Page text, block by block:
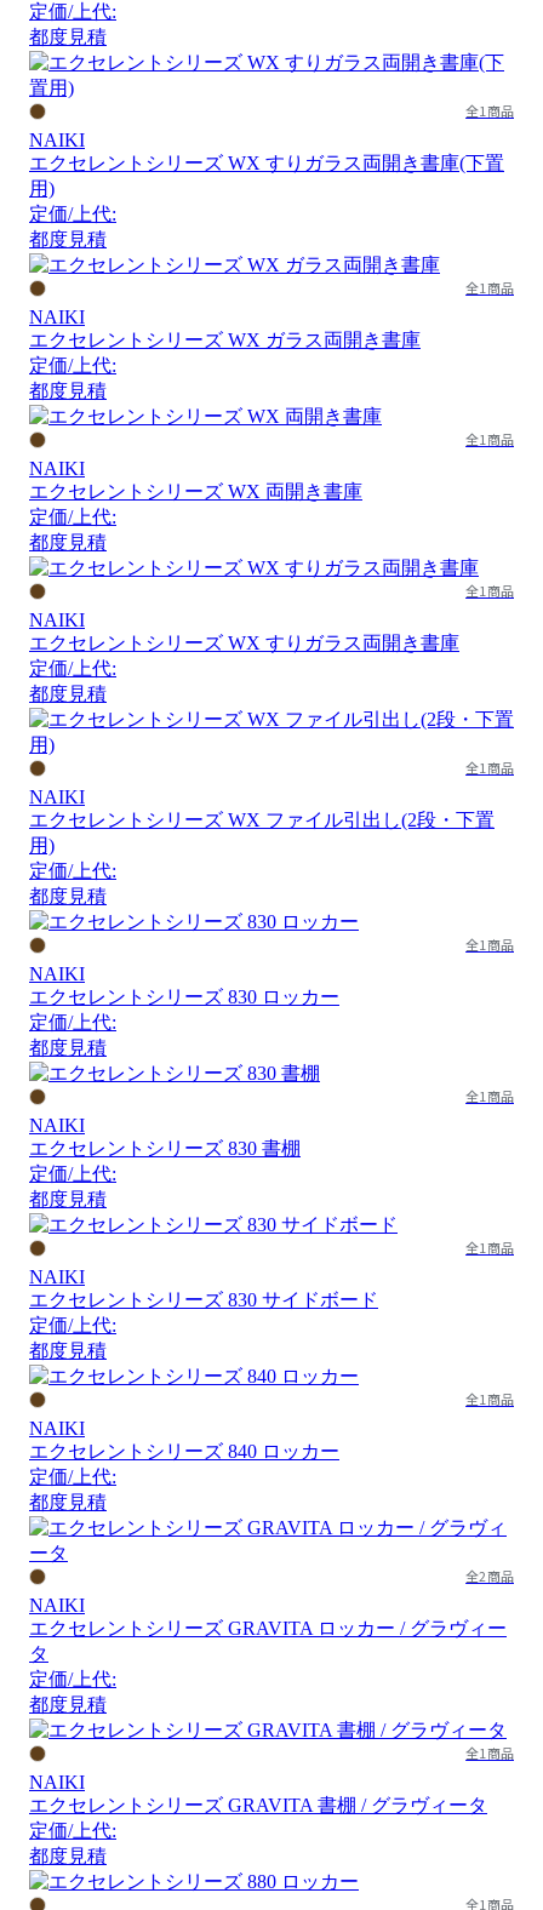
定価/上代:
都度見積
全1商品
NAIKI
エクセレントシリーズ WX すりガラス両開き書庫(下置
用)
定価/上代:
都度見積
全1商品
NAIKI
エクセレントシリーズ WX ガラス両開き書庫
定価/上代:
都度見積
全1商品
NAIKI
エクセレントシリーズ WX 両開き書庫
定価/上代:
都度見積
全1商品
NAIKI
エクセレントシリーズ WX すりガラス両開き書庫
定価/上代:
都度見積
全1商品
NAIKI
エクセレントシリーズ WX ファイル引出し(2段・下置
用)
定価/上代:
都度見積
全1商品
NAIKI
エクセレントシリーズ 830 ロッカー
定価/上代:
都度見積
全1商品
NAIKI
エクセレントシリーズ 830 書棚
定価/上代:
都度見積
全1商品
NAIKI
エクセレントシリーズ 830 サイドボード
定価/上代:
都度見積
全1商品
NAIKI
エクセレントシリーズ 840 ロッカー
定価/上代:
都度見積
全2商品
NAIKI
エクセレントシリーズ GRAVITA ロッカー / グラヴィー
タ
定価/上代:
都度見積
全1商品
NAIKI
エクセレントシリーズ GRAVITA 書棚 / グラヴィータ
定価/上代:
都度見積
全1商品